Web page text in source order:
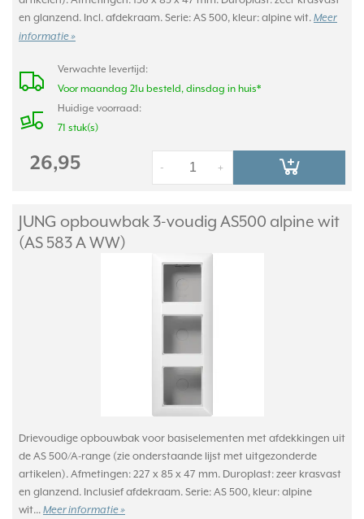
en glanzend. Incl. afdekraam. Serie: AS 500, kleur: alpine wit. Meer
informatie »
Verwachte levertijd:
Voor maandag 21u besteld, dinsdag in huis*
Huidige voorraad:
71 stuk(s)
26,95 +
-
JUNG opbouwbak 3-voudig AS500 alpine wit
(AS 583 A WW)
Drievoudige opbouwbak voor basiselementen met afdekkingen uit
de AS 500/A-range (zie onderstaande lijst met uitgezonderde
artikelen). Afmetingen: 227 x 85 x 47 mm. Duroplast: zeer krasvast
en glanzend. Inclusief afdekraam. Serie: AS 500, kleur: alpine
wit... Meer informatie »